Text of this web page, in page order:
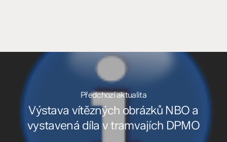
Předchozí aktualita
Výstava vítězných obrázků NBO a
vystavená díla v tramvajích DPMO